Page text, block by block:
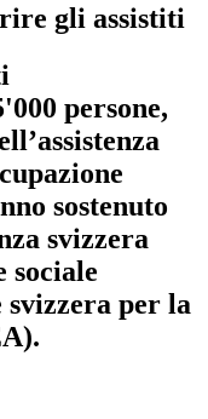
gli assistiti
persone,
sostenuto
svizzera
sociale
svizzera per la